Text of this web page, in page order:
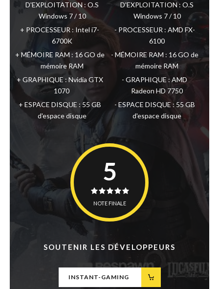
D'EXPLOITATION : O.S
Windows 7 / 10
PROCESSEUR : Intel i7-
6700K
MÉMOIRE RAM : 16 GO de
mémoire RAM
GRAPHIQUE : Nvidia GTX
1070
ESPACE DISQUE : 55 GB
d'espace disque
D'EXPLOITATION : O.S
Windows 7 / 10
PROCESSEUR : AMD FX-
6100
MÉMOIRE RAM : 16 GO de
mémoire RAM
GRAPHIQUE : AMD
Radeon HD 7750
ESPACE DISQUE : 55 GB
d'espace disque
5
NOTE FINALE
SOUTENIR LES DÉVELOPPEURS
INSTANT-GAMING